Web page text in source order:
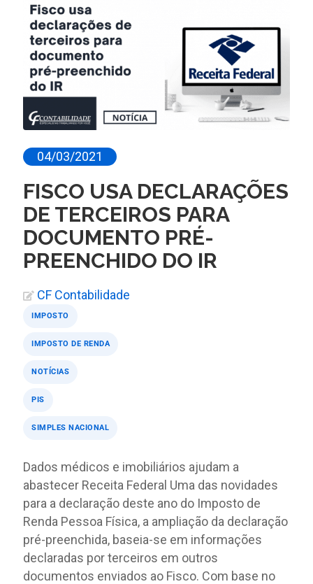
04/03/2021
FISCO USA DECLARAÇÕES
DE TERCEIROS PARA
DOCUMENTO PRÉ-
PREENCHIDO DO IR
CF Contabilidade
IMPOSTO
IMPOSTO DE RENDA
NOTÍCIAS
PIS
SIMPLES NACIONAL
Dados médicos e imobiliários ajudam a
abastecer Receita Federal Uma das novidades
para a declaração deste ano do Imposto de
Renda Pessoa Física, a ampliação da declaração
pré-preenchida, baseia-se em informações
declaradas por terceiros em outros
documentos enviados ao Fisco. Com base no